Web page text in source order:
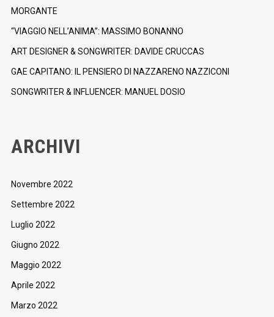
MORGANTE
“VIAGGIO NELL’ANIMA”: MASSIMO BONANNO
ART DESIGNER & SONGWRITER: DAVIDE CRUCCAS
GAE CAPITANO: IL PENSIERO DI NAZZARENO NAZZICONI
SONGWRITER & INFLUENCER: MANUEL DOSIO
ARCHIVI
Novembre 2022
Settembre 2022
Luglio 2022
Giugno 2022
Maggio 2022
Aprile 2022
Marzo 2022